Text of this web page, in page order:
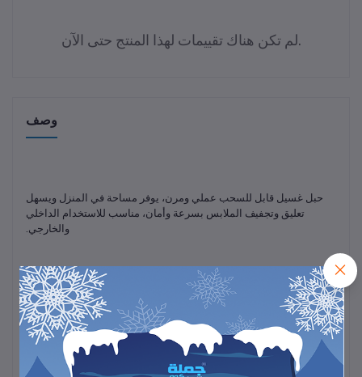
لم تكن هناك تقييمات لهذا المنتج حتى الآن.
وصف
حبل غسيل قابل للسحب عملي ومرن، يوفر مساحة في المنزل ويسهل
تعليق وتجفيف الملابس بسرعة وأمان، مناسب للاستخدام الداخلي
والخارجي.